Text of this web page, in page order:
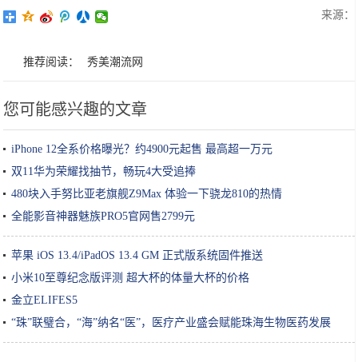
来源：
推荐阅读： 秀美潮流网
您可能感兴趣的文章
iPhone 12全系价格曝光？约4900元起售 最高超一万元
双11华为荣耀找抽节，畅玩4大受追捧
480块入手努比亚老旗舰Z9Max 体验一下骁龙810的热情
全能影音神器魅族PRO5官网售2799元
苹果 iOS 13.4/iPadOS 13.4 GM 正式版系统固件推送
小米10至尊纪念版评测 超大杯的体量大杯的价格
金立ELIFES5
“珠”联璧合，“海”纳名“医”，医疗产业盛会赋能珠海生物医药发展